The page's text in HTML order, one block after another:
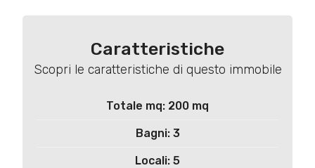
Caratteristiche
Scopri le caratteristiche di questo immobile
Totale mq: 200 mq
Bagni: 3
Locali: 5